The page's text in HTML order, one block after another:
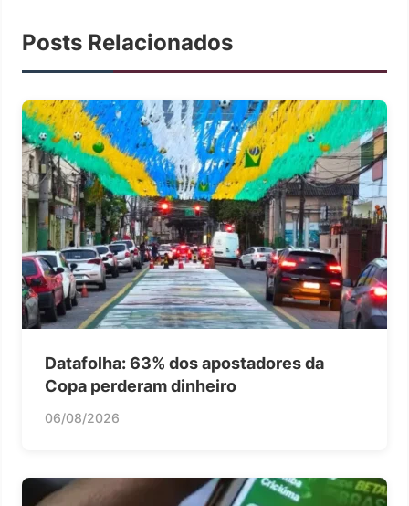
Posts Relacionados
Datafolha: 63% dos apostadores da
Copa perderam dinheiro
06/08/2026